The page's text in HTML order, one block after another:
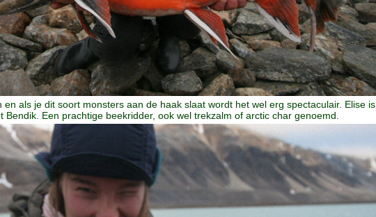
en als je dit soort monsters aan de haak slaat wordt het wel erg spectaculair. Elise is
Bendik. Een prachtige beekridder, ook wel trekzalm of arctic char genoemd.